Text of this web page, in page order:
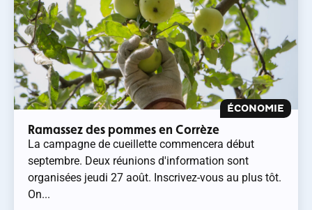
ÉCONOMIE
Ramassez des pommes en Corrèze
La campagne de cueillette commencera début
septembre. Deux réunions d'information sont
organisées jeudi 27 août. Inscrivez-vous au plus tôt.
On...